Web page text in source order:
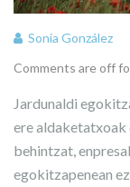
Sonia González
Comments are off
Jardunaldi
ere aldaketatxoak
behintzat,
egokitzapenean